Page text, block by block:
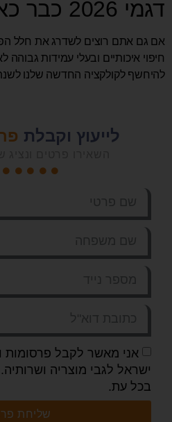
דגמי 2026 כבר כאן!
אם גם אתם רוצים לשדרג את חלל
חיפוי איכותיים ובעלי עמידות
להיחשף לקולקציה החדשה שלנו לשנת
לייעוץ וקבלת
אני מאשר לקבל פרסומות
ישראל לגבי מוצריה
בכל עת.
שליחת